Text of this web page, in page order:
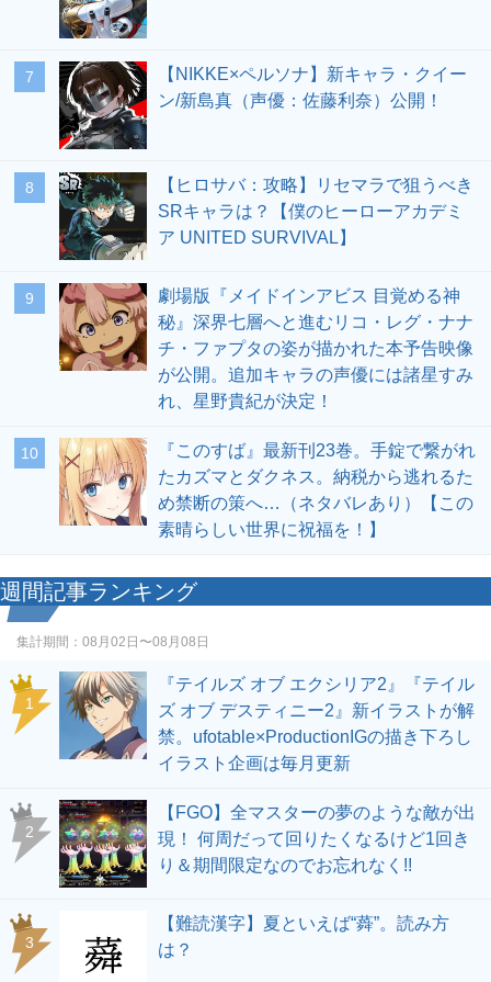
7
【NIKKE×ペルソナ】新キャラ・クイー
ン/新島真（声優：佐藤利奈）公開！
8
【ヒロサバ：攻略】リセマラで狙うべき
SRキャラは？【僕のヒーローアカデミ
ア UNITED SURVIVAL】
9
劇場版『メイドインアビス 目覚める神
秘』深界七層へと進むリコ・レグ・ナナ
チ・ファプタの姿が描かれた本予告映像
が公開。追加キャラの声優には諸星すみ
れ、星野貴紀が決定！
10
『このすば』最新刊23巻。手錠で繋がれ
たカズマとダクネス。納税から逃れるた
め禁断の策へ…（ネタバレあり）【この
素晴らしい世界に祝福を！】
週間記事ランキング
集計期間： 08月02日〜08月08日
1
『テイルズ オブ エクシリア2』『テイル
ズ オブ デスティニー2』新イラストが解
禁。ufotable×ProductionIGの描き下ろし
イラスト企画は毎月更新
2
【FGO】全マスターの夢のような敵が出
現！ 何周だって回りたくなるけど1回き
り＆期間限定なのでお忘れなく!!
3
【難読漢字】夏といえば“蕣”。読み方
は？